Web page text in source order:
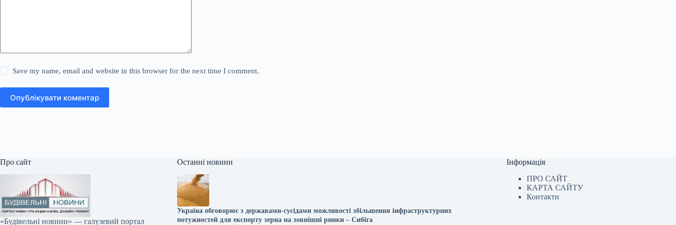
Save my name, email and website in this browser for the next time I comment.
Опублікувати коментар
Про сайт
«Будівельні новини» — галузевий портал
Останні новини
Україна обговорює з державами-сусідами можливості збільшення інфраструктурних
потужностей для експорту зерна на зовнішні ринки – Сибіга
Інформація
ПРО САЙТ
КАРТА САЙТУ
Контакти